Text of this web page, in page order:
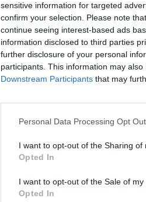
sensitive information for targeted
confirm your selection. Please note
continue seeing interest-based ads
information disclosed to third parties
further disclosure of your personal
participants. This information may
Downstream Participants that may
Personal Data Processing Opt
I want to opt-out of the Sharing of
Opted In
I want to opt-out of the Sale of
Opted In